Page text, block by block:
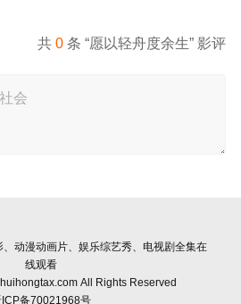
共0 条 “愿以轻舟度余生” 影评
动漫动画片、娱乐综艺秀、电视剧全集在
线观看
All Rights Reserved
ICP备70021968号